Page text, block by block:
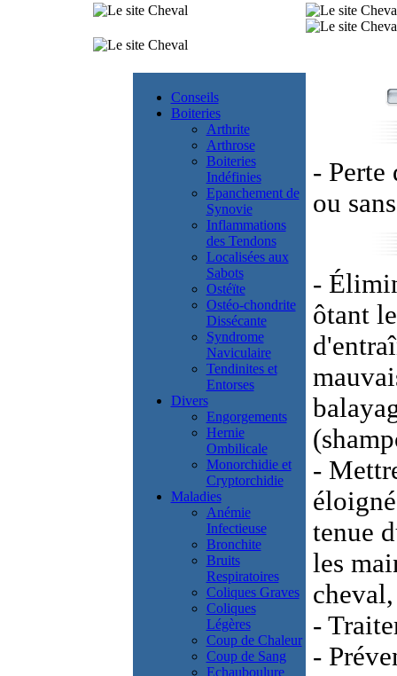
Conseils
Boiteries
Arthrite
Arthrose
Boiteries
Indéfinies
Epanchement de
Synovie
Inflammations
des Tendons
Localisées aux
Sabots
Ostéïte
Ostéo-chondrite
Dissécante
Syndrome
Naviculaire
Tendinites et
Entorses
Divers
Engorgements
Hernie
Ombilicale
Monorchidie et
Cryptorchidie
Maladies
Anémie
Infectieuse
Bronchite
Bruits
Respiratoires
Coliques Graves
Coliques
Légères
Coup de Chaleur
Coup de Sang
Echauboulure
- Perte
ou
-
ôtant
-
tenue
les
-
-